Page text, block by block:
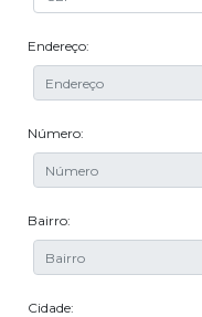
Endereço:
Número:
Bairro:
Cidade: